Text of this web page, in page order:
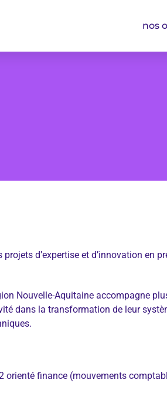
nos
d’expertise et d’innovation en
Nouvelle-Aquitaine accompagne
dans la transformation de leur
orienté finance (mouvements